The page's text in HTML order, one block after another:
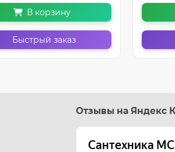
В корзину
Быстрый заказ
Отзывы на Яндекс